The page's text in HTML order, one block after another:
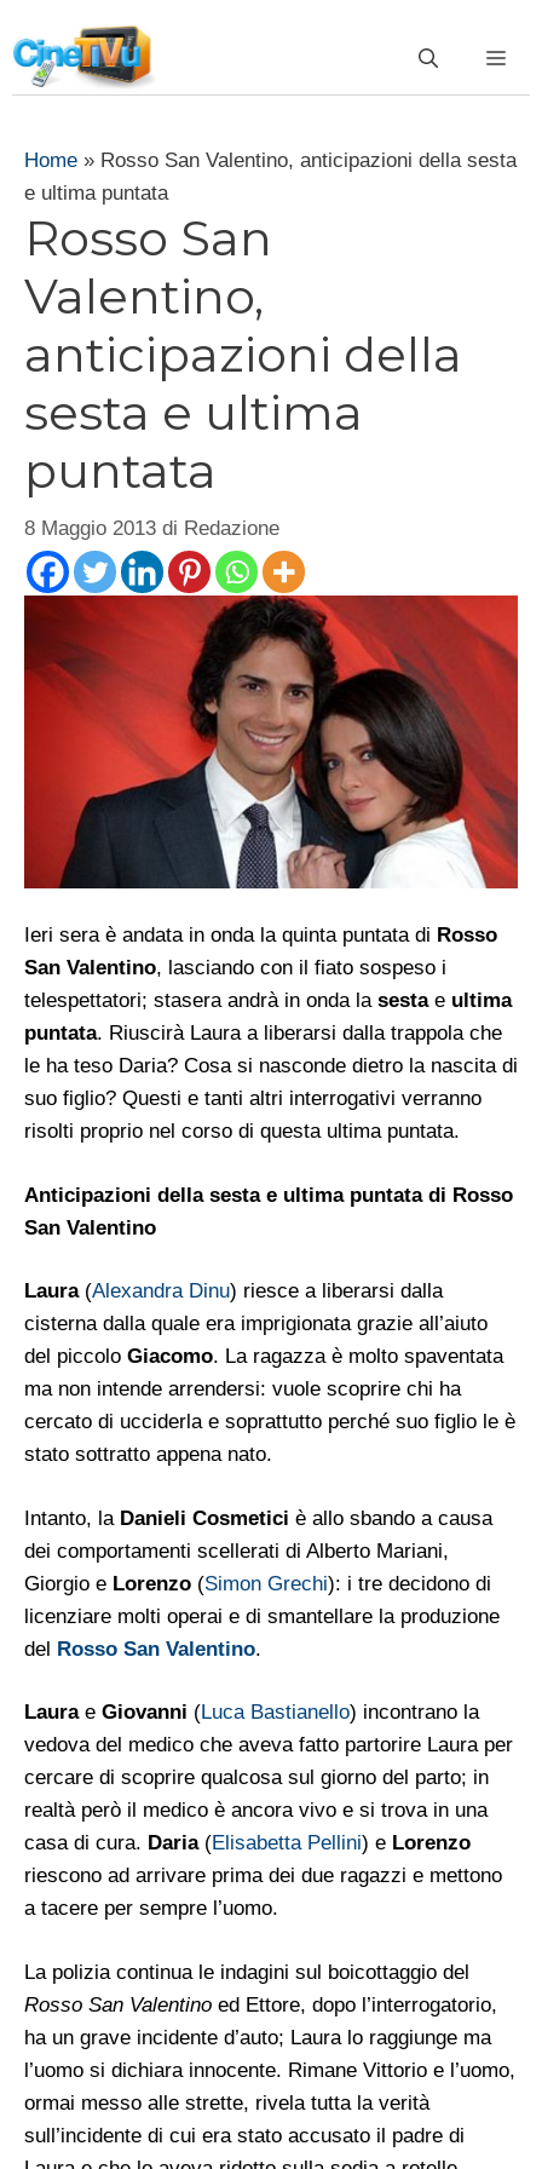
al
contenuto
Home » Rosso San Valentino, anticipazioni della sesta
e ultima puntata
Rosso San
Valentino,
anticipazioni della
sesta e ultima
puntata
8 Maggio 2013 di Redazione
Ieri sera è andata in onda la quinta puntata di Rosso
San Valentino, lasciando con il fiato sospeso i
telespettatori; stasera andrà in onda la sestae ultima
puntata. Riuscirà Laura a liberarsi dalla trappola che
le ha teso Daria? Cosa si nasconde dietro la nascita di
suo figlio? Questi e tanti altri interrogativi verranno
risolti proprio nel corso di questa ultima puntata.
Anticipazioni della sesta e ultima puntata di Rosso
San Valentino
Laura(Alexandra Dinu) riesce a liberarsi dalla
cisterna dalla quale era imprigionata grazie all’aiuto
del piccolo Giacomo. La ragazza è molto spaventata
ma non intende arrendersi: vuole scoprire chi ha
cercato di ucciderla e soprattutto perché suo figlio le è
stato sottratto appena nato.
Intanto, la Danieli Cosmetici è allo sbando a causa
dei comportamenti scellerati di Alberto Mariani,
Giorgio e Lorenzo (Simon Grechi): i tre decidono di
licenziare molti operai e di smantellare la produzione
del Rosso San Valentino.
Laurae Giovanni (Luca Bastianello) incontrano la
vedova del medico che aveva fatto partorire Laura per
cercare di scoprire qualcosa sul giorno del parto; in
realtà però il medico è ancora vivo e si trova in una
casa di cura. Daria(Elisabetta Pellini) e Lorenzo
riescono ad arrivare prima dei due ragazzi e mettono
a tacere per sempre l’uomo.
La polizia continua le indagini sul boicottaggio del
Rosso San Valentino ed Ettore, dopo l’interrogatorio,
ha un grave incidente d’auto; Laura lo raggiunge ma
l’uomo si dichiara innocente. Rimane Vittorio e l’uomo,
ormai messo alle strette, rivela tutta la verità
sull’incidente di cui era stato accusato il padre di